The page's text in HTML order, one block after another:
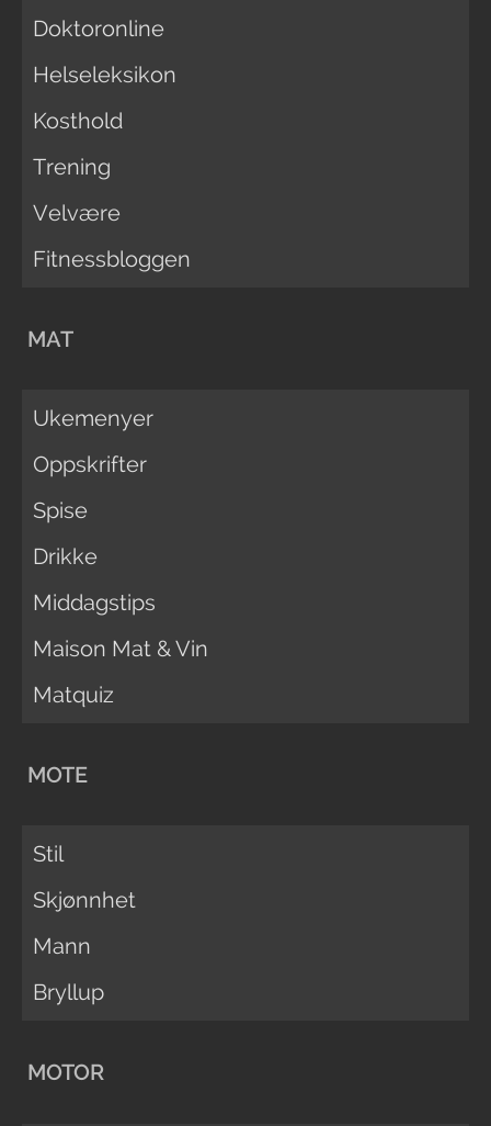
Doktoronline
Helseleksikon
Kosthold
Trening
Velvære
Fitnessbloggen
MAT
Ukemenyer
Oppskrifter
Spise
Drikke
Middagstips
Maison Mat & Vin
Matquiz
MOTE
Stil
Skjønnhet
Mann
Bryllup
MOTOR